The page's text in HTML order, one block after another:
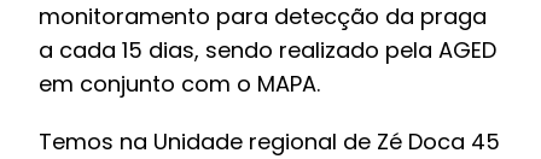
monitoramento para detecção da praga
a cada 15 dias, sendo realizado pela AGED
em conjunto com o MAPA.
Temos na Unidade regional de Zé Doca 45